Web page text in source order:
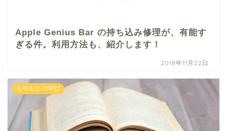
Apple Genius Bar の持ち込み修理が、有能す
ぎる件。利用方法も、紹介します！
2018年11月22日
もりもと の学び